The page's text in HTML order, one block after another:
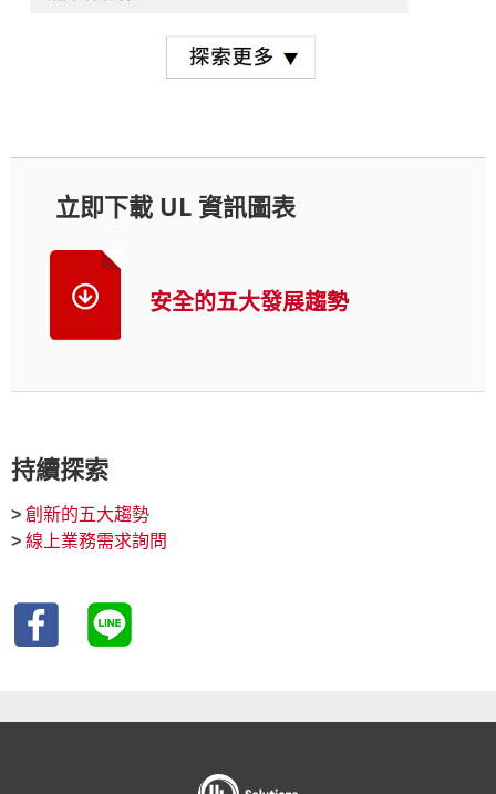
立即下載 UL 資訊圖表
安全的五大發展趨勢
持續探索
> 創新的五大趨勢
> 線上業務需求詢問